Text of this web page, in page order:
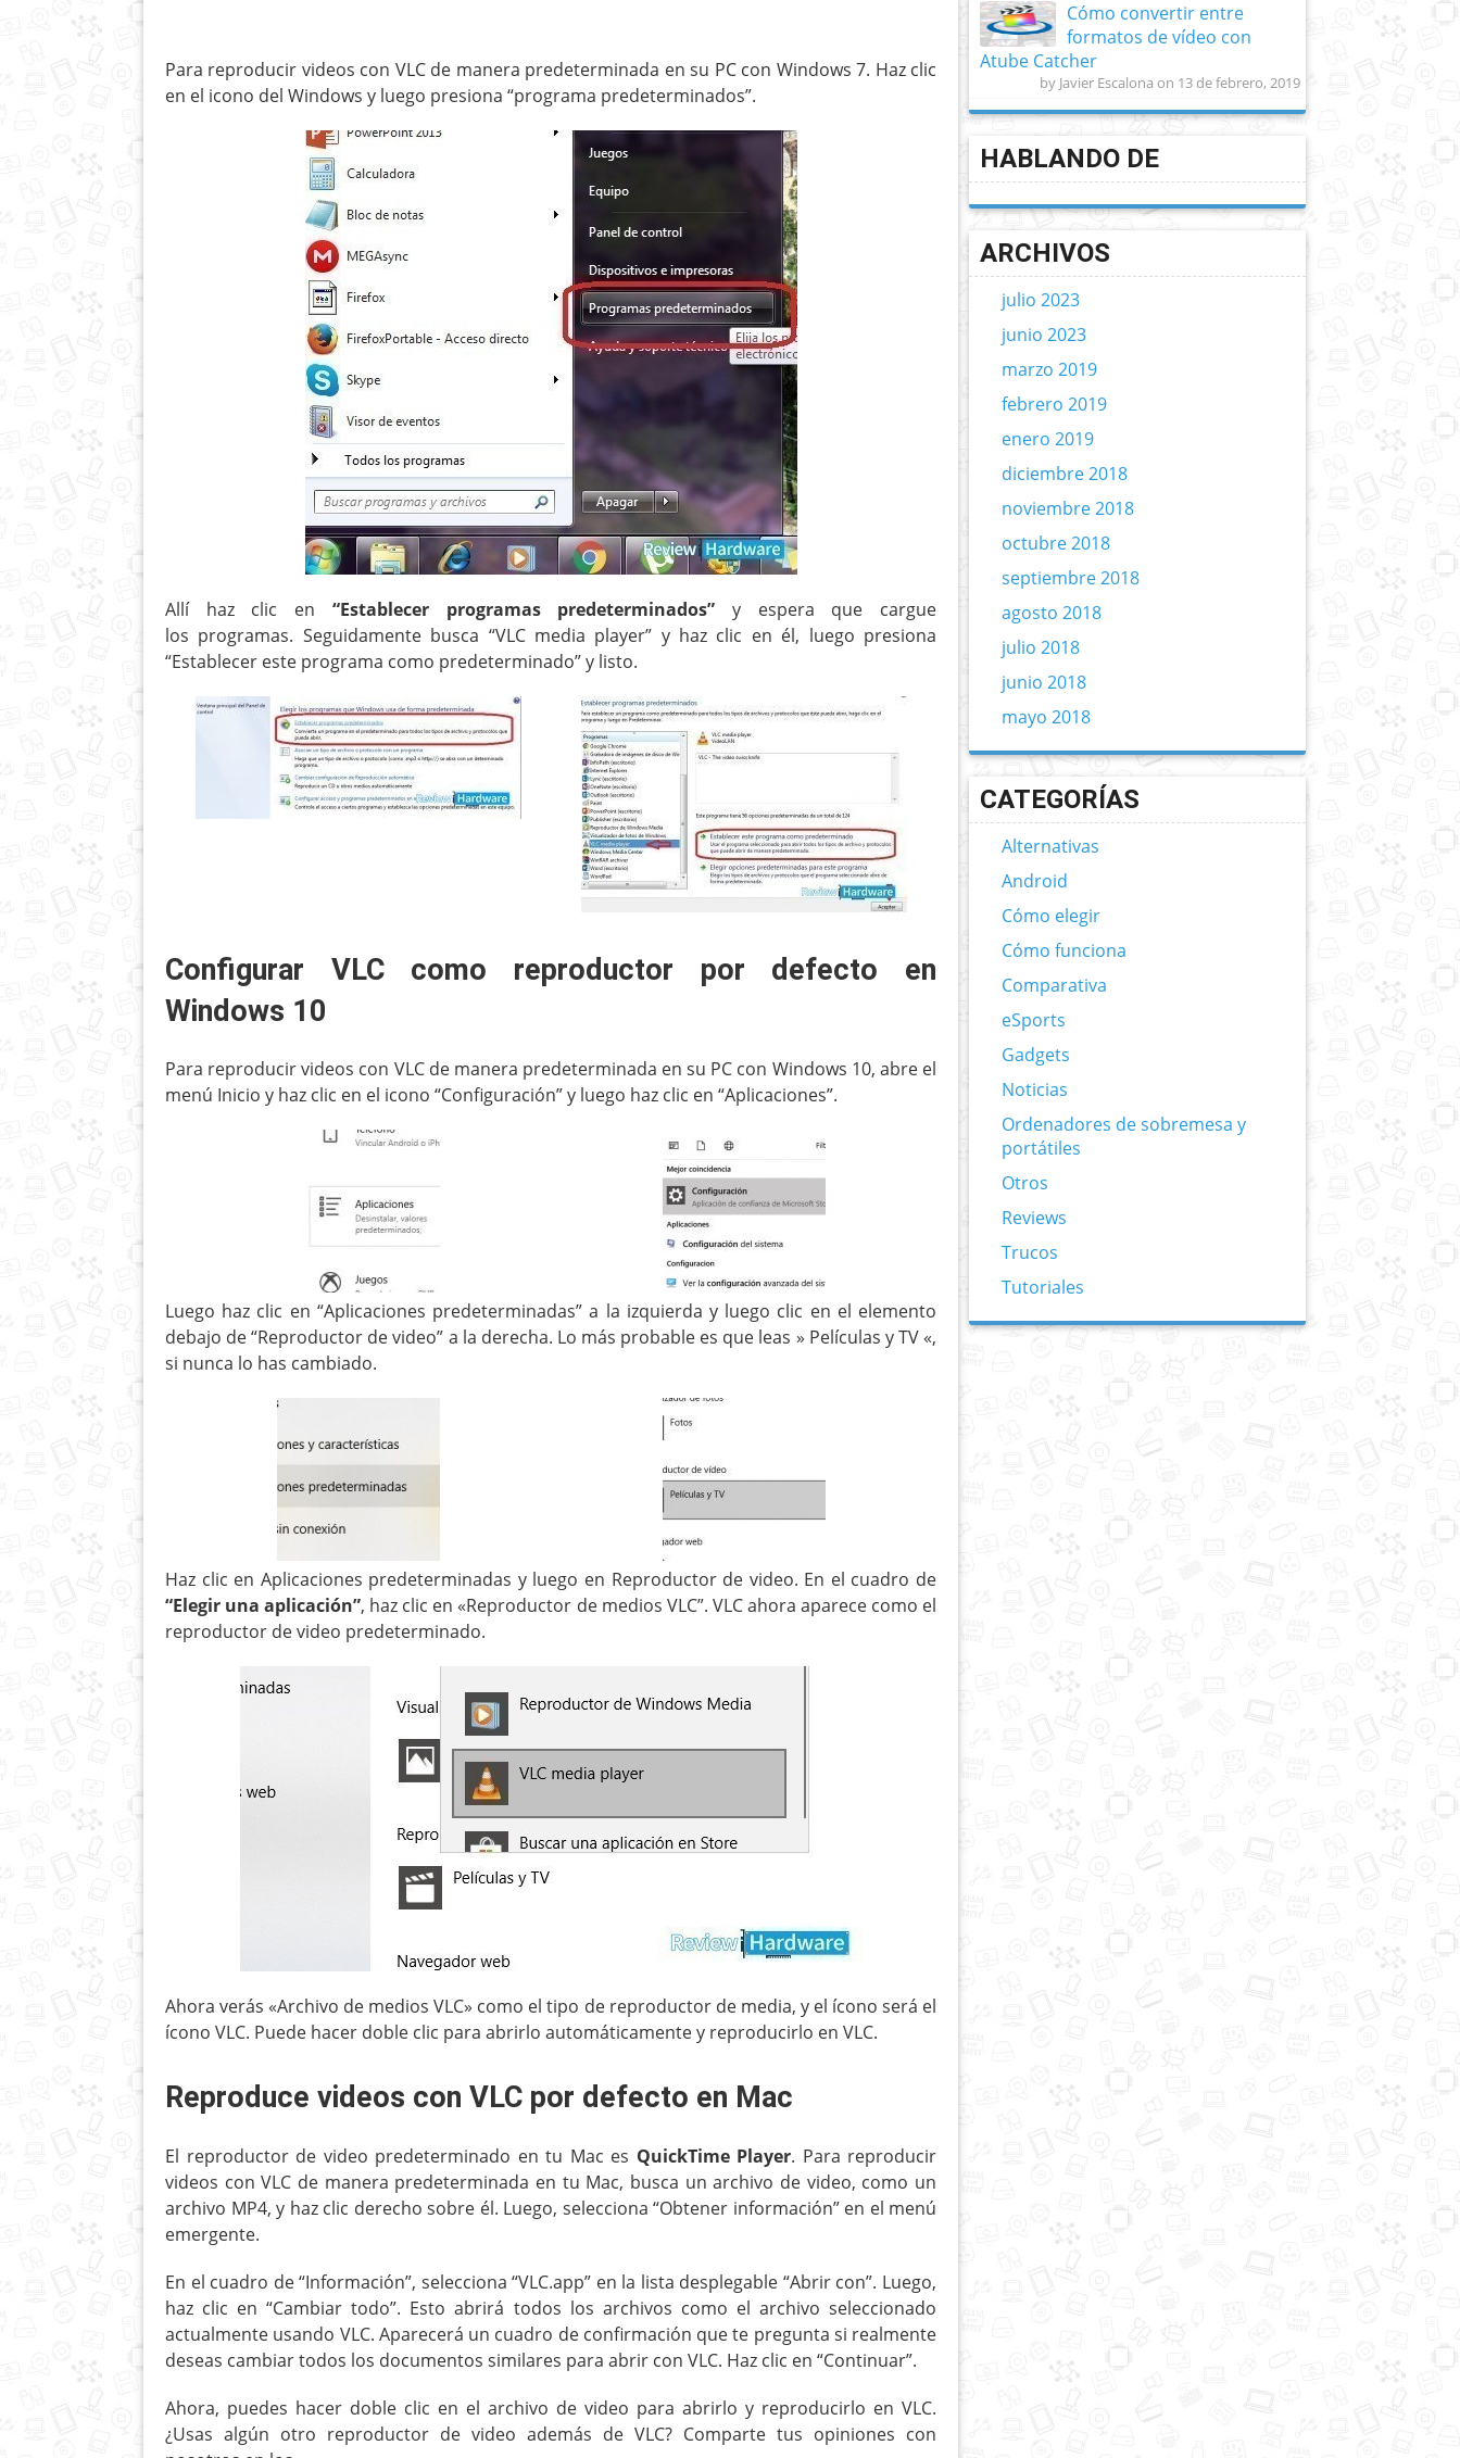
Para reproducir videos con VLC de manera predeterminada en su PC con Windows 7. Haz clic
en el icono del Windows y luego presiona “programa predeterminados”.
Allí haz clic en “Establecer programas predeterminados” y espera que cargue
los programas. Seguidamente busca “VLC media player” y haz clic en él, luego presiona
“Establecer este programa como predeterminado” y listo.
Configurar VLC como reproductor por defecto en
Windows 10
Para reproducir videos con VLC de manera predeterminada en su PC con Windows 10, abre el
menú Inicio y haz clic en el icono “Configuración” y luego haz clic en “Aplicaciones”.
Luego haz clic en “Aplicaciones predeterminadas” a la izquierda y luego clic en el elemento
debajo de “Reproductor de video” a la derecha. Lo más probable es que leas » Películas y TV «,
si nunca lo has cambiado.
Haz clic en Aplicaciones predeterminadas y luego en Reproductor de video. En el cuadro de
“Elegir una aplicación”, haz clic en «Reproductor de medios VLC”. VLC ahora aparece como el
reproductor de video predeterminado.
Ahora verás «Archivo de medios VLC» como el tipo de reproductor de media, y el ícono será el
ícono VLC. Puede hacer doble clic para abrirlo automáticamente y reproducirlo en VLC.
Reproduce videos con VLC por defecto en Mac
El reproductor de video predeterminado en tu Mac es QuickTime Player. Para reproducir
videos con VLC de manera predeterminada en tu Mac, busca un archivo de video, como un
archivo MP4, y haz clic derecho sobre él. Luego, selecciona “Obtener información” en el menú
emergente.
En el cuadro de “Información”, selecciona “VLC.app” en la lista desplegable “Abrir con”. Luego,
haz clic en “Cambiar todo”. Esto abrirá todos los archivos como el archivo seleccionado
actualmente usando VLC. Aparecerá un cuadro de confirmación que te pregunta si realmente
deseas cambiar todos los documentos similares para abrir con VLC. Haz clic en “Continuar”.
Ahora, puedes hacer doble clic en el archivo de video para abrirlo y reproducirlo en VLC.
¿Usas algún otro reproductor de video además de VLC? Comparte tus opiniones con
Cómo convertir entre
formatos de vídeo con
Atube Catcher
by Javier Escalona on 13 de febrero, 2019
HABLANDO DE
ARCHIVOS
julio 2023
junio 2023
marzo 2019
febrero 2019
enero 2019
diciembre 2018
noviembre 2018
octubre 2018
septiembre 2018
agosto 2018
julio 2018
junio 2018
mayo 2018
CATEGORÍAS
Alternativas
Android
Cómo elegir
Cómo funciona
Comparativa
eSports
Gadgets
Noticias
Ordenadores de sobremesa y
portátiles
Otros
Reviews
Trucos
Tutoriales